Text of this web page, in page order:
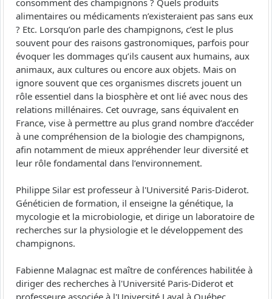
consomment des champignons ? Quels produits
alimentaires ou médicaments n’existeraient pas sans eux
? Etc. Lorsqu’on parle des champignons, c’est le plus
souvent pour des raisons gastronomiques, parfois pour
évoquer les dommages qu’ils causent aux humains, aux
animaux, aux cultures ou encore aux objets. Mais on
ignore souvent que ces organismes discrets jouent un
rôle essentiel dans la biosphère et ont lié avec nous des
relations millénaires. Cet ouvrage, sans équivalent en
France, vise à permettre au plus grand nombre d’accéder
à une compréhension de la biologie des champignons,
afin notamment de mieux appréhender leur diversité et
leur rôle fondamental dans l’environnement.
Philippe Silar est professeur à l'Université Paris-Diderot.
Généticien de formation, il enseigne la génétique, la
mycologie et la microbiologie, et dirige un laboratoire de
recherches sur la physiologie et le développement des
champignons.
Fabienne Malagnac est maître de conférences habilitée à
diriger des recherches à l'Université Paris-Diderot et